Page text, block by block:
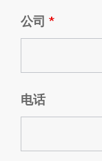
公司 *
电话